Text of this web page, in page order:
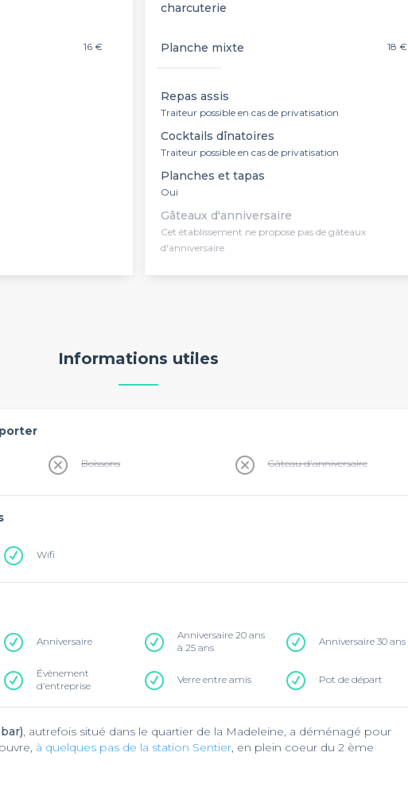
16 €
charcuterie
Planche mixte 18 €
Repas assis
Traiteur possible en cas de privatisation
Cocktails dînatoires
Traiteur possible en cas de privatisation
Planches et tapas
Oui
Gâteaux d'anniversaire
Cet établissement ne propose pas de gâteaux
d'anniversaire
Informations utiles
Boissons Gâteau d'anniversaire
Wifi
Anniversaire
Anniversaire 20 ans
à 25 ans
Anniversaire 30 ans
Évènement
d'entreprise
Verre entre amis Pot de départ
, autrefois situé dans le quartier de la Madeleine, a déménagé pour
à quelques pas de la station Sentier, en plein coeur du 2 ème